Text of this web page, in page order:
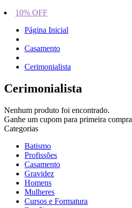
10% OFF
Página Inicial
Casamento
Cerimonialista
Cerimonialista
Nenhum produto foi encontrado.
Ganhe um cupom para primeira compra
Categorias
Batismo
Profissões
Casamento
Gravidez
Homens
Mulheres
Cursos e Formatura